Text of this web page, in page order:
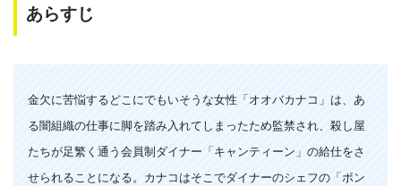
あらすじ
金欠に苦悩するどこにでもいそうな女性「オオバカナコ」は、あ
る闇組織の仕事に脚を踏み入れてしまったため監禁され、殺し屋
たちが足繁く通う会員制ダイナー「キャンティーン」の給仕をさ
せられることになる。カナコはそこでダイナーのシェフの「ボン